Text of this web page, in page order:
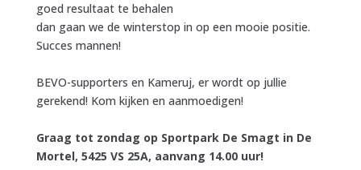
goed resultaat te behalen
dan gaan we de winterstop in op een mooie positie.
Succes mannen!
BEVO-supporters en Kameruj, er wordt op jullie
gerekend! Kom kijken en aanmoedigen!
Graag tot zondag op Sportpark De Smagt in De
Mortel, 5425 VS 25A, aanvang 14.00 uur!